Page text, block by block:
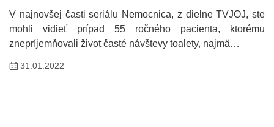
V najnovšej časti seriálu Nemocnica, z dielne TVJOJ, ste
mohli vidieť prípad 55 ročného pacienta, ktorému
znepríjemňovali život časté návštevy toalety, najmä…
31.01.2022